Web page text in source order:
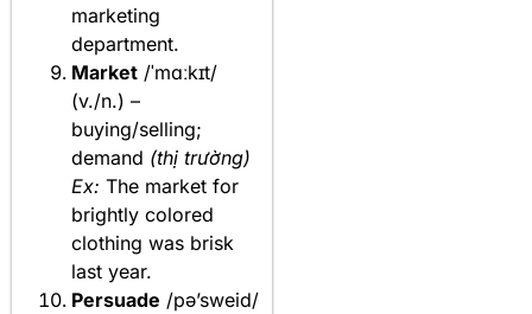
marketing
department.
Market /ˈmɑːkɪt/
(v./n.) –
buying/selling;
demand (thị trường)
Ex: The market for
brightly colored
clothing was brisk
last year.
Persuade /pə’sweid/